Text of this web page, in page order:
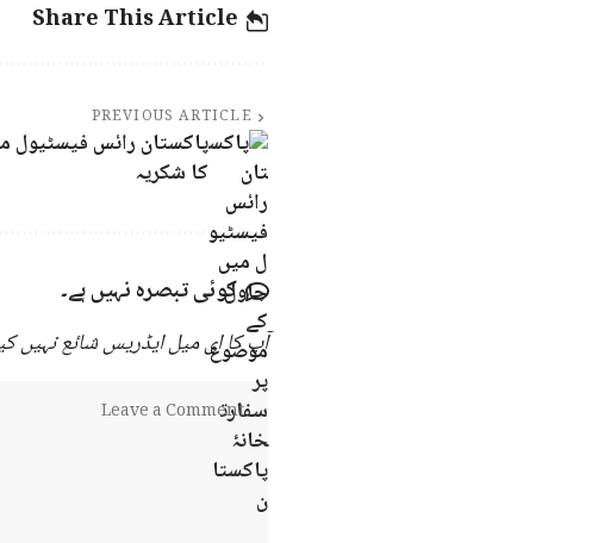
Share This Article
PREVIOUS ARTICLE
پاکستان رائس فیسٹیول
کا شکریہ
کوئی تبصرہ نہیں ہے۔
آپ کا ای میل ایڈریس شائع نہیں